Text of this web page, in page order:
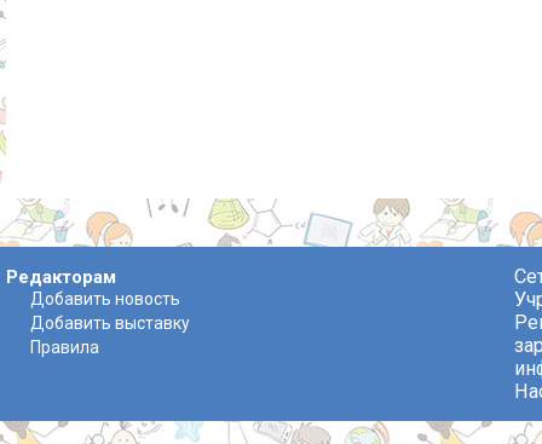
Редакторам
Добавить новость
Добавить выставку
Правила